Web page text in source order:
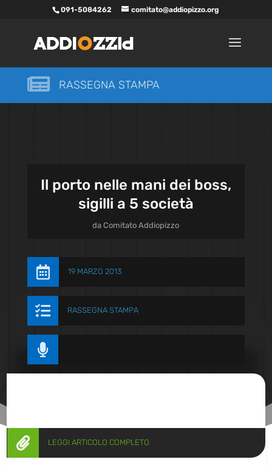
091-5084262 comitato@addiopizzo.org
 RASSEGNA STAMPA
Il porto nelle mani dei boss,
sigilli a 5 società
daComitato Addiopizzo
 19 MARZO 2013
 RASSEGNA STAMPA

 LEGGI ARTICOLO COMPLETO